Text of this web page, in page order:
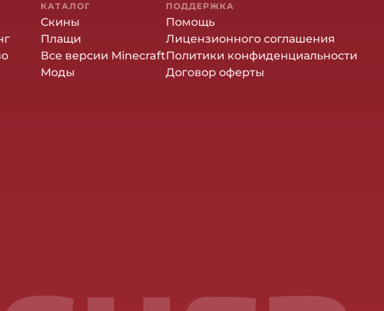
КАТАЛОГ
Скины
Плащи
Все версии Minecraft
Моды
ПОДДЕРЖКА
Помощь
Лицензионного соглашения
Политики конфиденциальности
Договор оферты